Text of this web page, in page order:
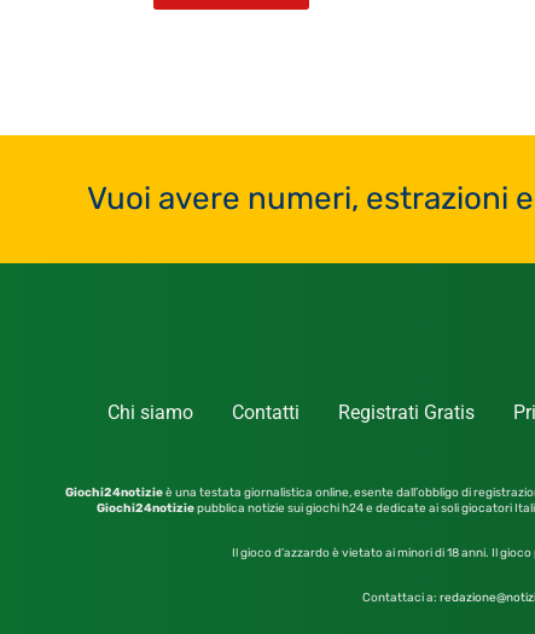
Vuoi avere numeri, estrazioni
Chi siamo Contatti Registrati Gratis
Giochi24notizieè una testata giornalistica online, esente dall’obbligo di
Giochi24notiziepubblica notizie sui giochi h24 e dedicate ai soli giocatori
Il gioco d’azzardo è vietato ai minori di 18 anni. Il
Contattaci a: